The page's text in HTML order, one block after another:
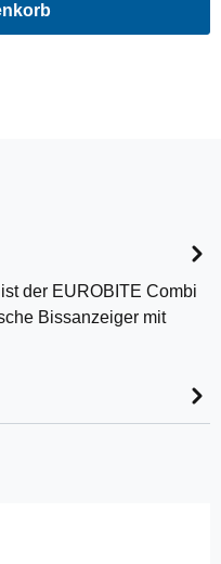
der EUROBITE Combi
Bissanzeiger mit